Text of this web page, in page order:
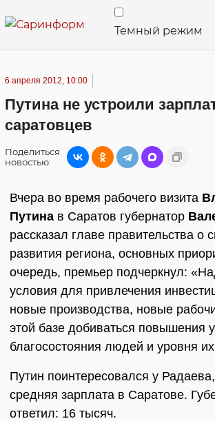
Темный режим
6 апреля 2012, 10:00
Путина не устроили
саратовцев
Поделиться
новостью:
Вчера во время рабочего визита
Путина в Саратов губернатор
рассказал главе правительства о
развития региона, основных
очередь, премьер подчеркнул:
условия для привлечения
новые производства, новые
этой базе добиваться повышения
благосостояния людей и уровня
Путин поинтересовался у
средняя зарплата в Саратове.
ответил: 16 тысяч.